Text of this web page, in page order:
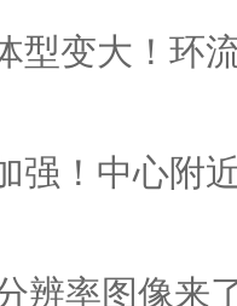
型变大！环
强！中心附
辨率图像来